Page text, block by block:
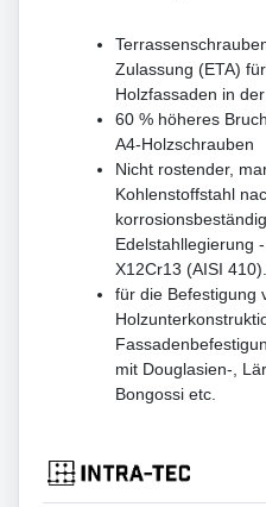
Zulassung (ETA)
Holzfassaden in
60 % höheres
A4-Holzschrauben
Nicht rostender,
Kohlenstoffstahl
Edelstahllegierung
X12Cr13 (AISI 410).
für die Befestigung
mit Douglasien-,
Bongossi etc.